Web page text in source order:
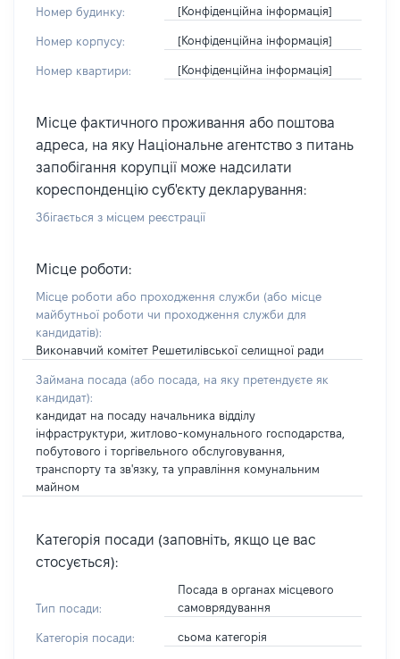
Номер будинку: [Конфіденційна інформація]
Номер корпусу: [Конфіденційна інформація]
Номер квартири: [Конфіденційна інформація]
Місце фактичного проживання або поштова
адреса, на яку Національне агентство з питань
запобігання корупції може надсилати
кореспонденцію суб'єкту декларування:
Збігається з місцем реєстрації
Місце роботи:
Місце роботи або проходження служби (або місце
майбутньої роботи чи проходження служби для
кандидатів):
Виконавчий комітет Решетилівської селищної ради
Займана посада (або посада, на яку претендуєте як
кандидат):
кандидат на посаду начальника відділу
інфраструктури, житлово-комунального господарства,
побутового і торгівельного обслуговування,
транспорту та зв'язку, та управління комунальним
майном
Категорія посади (заповніть, якщо це вас
стосується):
Тип посади:
Посада в органах місцевого
самоврядування
Категорія посади: сьома категорія